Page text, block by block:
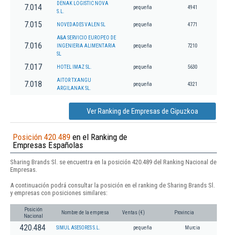
7.014
DENAK LOGISTIC NOVA
S.L.
pequeña 4941
7.015 NOVEDADES VALEN SL pequeña 4771
7.016
A&A SERVICIO EUROPEO DE
INGENIERIA ALIMENTARIA
SL
pequeña 7210
7.017 HOTEL IMAZ SL. pequeña 5630
7.018
AITOR TXANGU
ARGILANAK SL.
pequeña 4321
Ver Ranking de Empresas de Gipuzkoa
Posición 420.489 en el Ranking de
Empresas Españolas
Sharing Brands Sl. se encuentra en la posición 420.489 del Ranking Nacional de
Empresas.
A continuación podrá consultar la posición en el ranking de Sharing Brands Sl.
y empresas con posiciones similares:
Posición
Nacional
Nombre de la empresa Ventas (€) Provincia
420.484 SIMUL ASESORES S.L. pequeña Murcia